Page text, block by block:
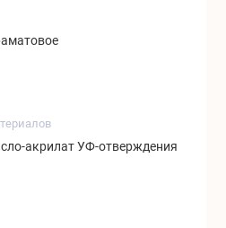
акрилат УФ-отверждения